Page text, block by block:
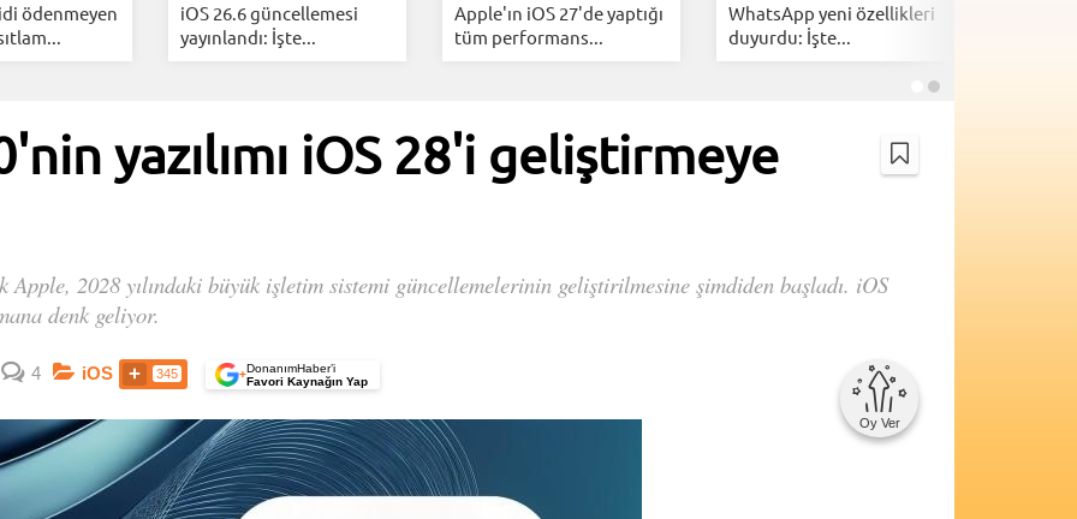
ödenmeyen
iOS 26.6 güncellemesi
yayınlandı: İşte...
Apple'ın iOS 27'de yaptığı
tüm performans...
WhatsApp yeni özellikleri
duyurdu: İşte...
yazılımı iOS 28'i geliştirmeye
Apple, 2028 yılındaki büyük işletim sistemi güncellemelerinin geliştirilmesine şimdiden başladı. iOS
denk geliyor.
4 iOS 345 +DonanımHaber’i
Favori Kaynağın Yap
Oy Ver